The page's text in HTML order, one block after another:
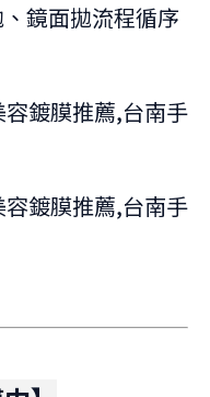
鏡面拋流程循序